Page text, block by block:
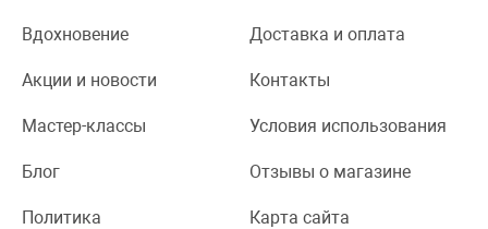
Вдохновение Доставка и оплата
Акции и новости Контакты
Мастер-классы Условия использования
Блог Отзывы о магазине
Политика
Карта сайта